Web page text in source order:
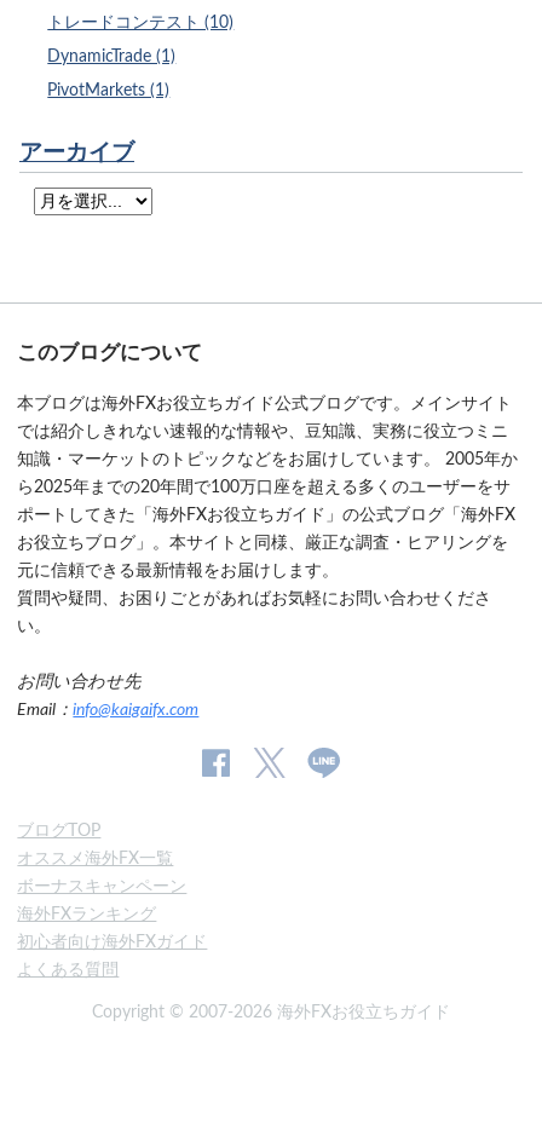
トレードコンテスト (10)
DynamicTrade (1)
PivotMarkets (1)
アーカイブ
このブログについて
本ブログは海外FXお役立ちガイド公式ブログです。メインサイト
では紹介しきれない速報的な情報や、豆知識、実務に役立つミニ
知識・マーケットのトピックなどをお届けしています。 2005年か
ら2025年までの20年間で100万口座を超える多くのユーザーをサ
ポートしてきた「海外FXお役立ちガイド」の公式ブログ「海外FX
お役立ちブログ」。本サイトと同様、厳正な調査・ヒアリングを
元に信頼できる最新情報をお届けします。
質問や疑問、お困りごとがあればお気軽にお問い合わせくださ
い。
お問い合わせ先
Email：info@kaigaifx.com
ブログTOP
オススメ海外FX一覧
ボーナスキャンペーン
海外FXランキング
初心者向け海外FXガイド
よくある質問
Copyright © 2007-2026 海外FXお役立ちガイド